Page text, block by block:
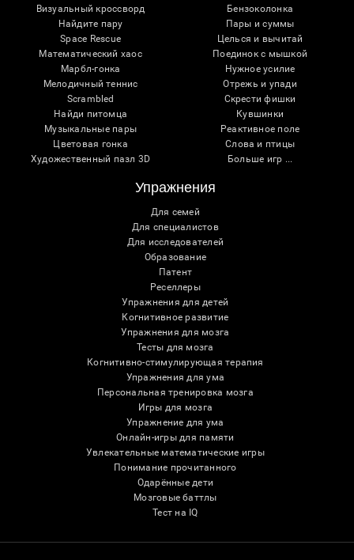
Визуальный кроссворд
Найдите пару
Space Rescue
Математический хаос
Марбл-гонка
Мелодичный теннис
Scrambled
Найди питомца
Музыкальные пары
Цветовая гонка
Художественный пазл 3D
Бензоколонка
Пары и суммы
Целься и вычитай
Поединок с мышкой
Нужное усилие
Отрежь и упади
Скрести фишки
Кувшинки
Реактивное поле
Слова и птицы
Больше игр ...
Упражнения
Для семей
Для специалистов
Для исследователей
Образование
Патент
Реселлеры
Упражнения для детей
Когнитивное развитие
Упражнения для мозга
Тесты для мозга
Когнитивно-стимулирующая терапия
Упражнения для ума
Персональная тренировка мозга
Игры для мозга
Упражнение для ума
Онлайн-игры для памяти
Увлекательные математические игры
Понимание прочитанного
Одарённые дети
Мозговые баттлы
Тест на IQ